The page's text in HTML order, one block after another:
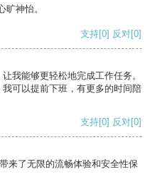
神怡。
支持[0] 反对[0]
我能够更轻松地完成工作任务。
可以提前下班，有更多的时间陪
支持[0] 反对[0]
来了无限的流畅体验和安全性保